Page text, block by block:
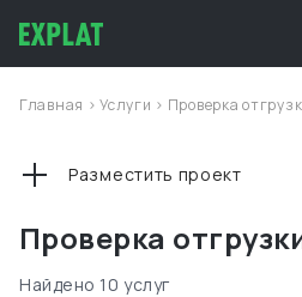
Главная >Услуги > Проверка
Проверка
Разместить проект
Найдено 10 услуг